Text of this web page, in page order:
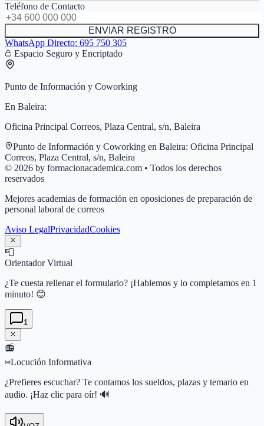
Teléfono de Contacto
ENVIAR REGISTRO
WhatsApp Directo: 695 750 305
Espacio Seguro y Encriptado
Punto de Información y Coworking
En Baleira:
Oficina Principal Correos, Plaza Central, s/n, Baleira
Punto de Información y Coworking en Baleira: Oficina Principal
Correos, Plaza Central, s/n, Baleira
© 2026 by formacionacademica.com • Todos los derechos
reservados
Mejores academias de formación en oposiciones de preparación de
personal laboral de correos
Aviso LegalPrivacidadCookies
📮
Orientador Virtual
¿Te cuesta rellenar el formulario? ¡Hablemos y lo completamos en 1
minuto! 😊
1
📻
Locución Informativa
¿Prefieres escuchar? Te contamos los sueldos, plazas y temario en
audio. ¡Haz clic para oír! 🔊